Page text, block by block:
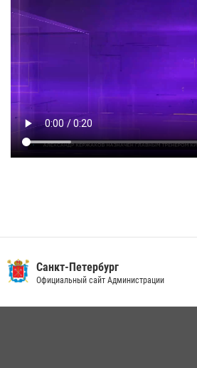
Санкт-Петербург
Официальный сайт Администрации